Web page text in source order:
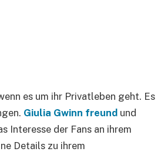
es um ihr Privatleben geht. Es
Giulia Gwinn freund und
Interesse der Fans an ihrem
Details zu ihrem